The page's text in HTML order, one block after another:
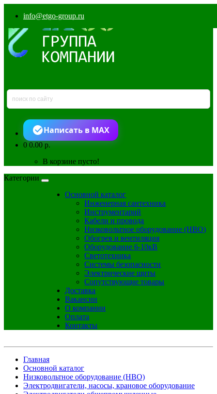
info@etgo-group.ru
Написать в MAX
00.00 р.
В корзине пусто!
Категории
Основной каталог
Инженерная сантехника
Инструментарий
Кабели и провода
Низковольтное оборудование (НВО)
Обогрев и вентиляция
Оборудование 6-10кВ
Светотехника
Системы безопасности
Электрические щиты
Сопутствующие товары
Доставка
Вакансии
О компании
Оплата
Контакты
Главная
Основной каталог
Низковольтное оборудование (НВО)
Электродвигатели, насосы, крановое оборудование